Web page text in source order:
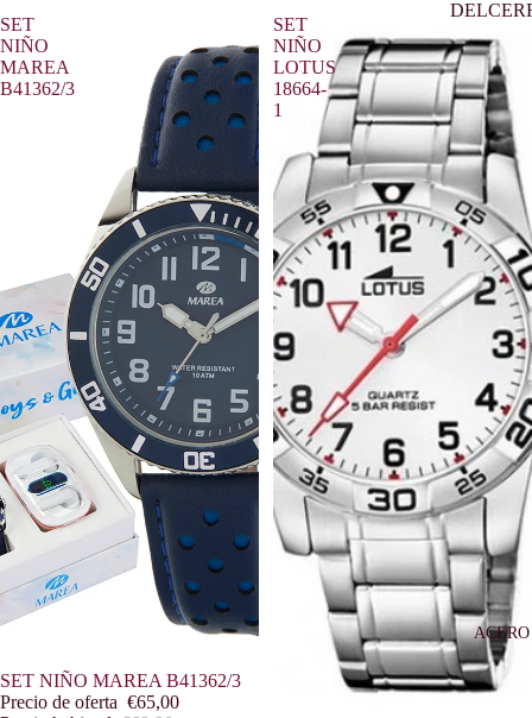
ACERO
SET
NIÑO
MAREA
B41362/3
Oferta
SET NIÑO MAREA B41362/3
Precio de oferta €65,00
SET
NIÑO
LOTUS
18664-
1